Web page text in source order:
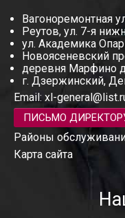
Вагоноремонтная
Реутов, ул. 7-я
ул. Академика
Новоясеневский
деревня Марфино
г. Дзержинский,
Email: xl-
ПИСЬМО
Районы
Карта сайта